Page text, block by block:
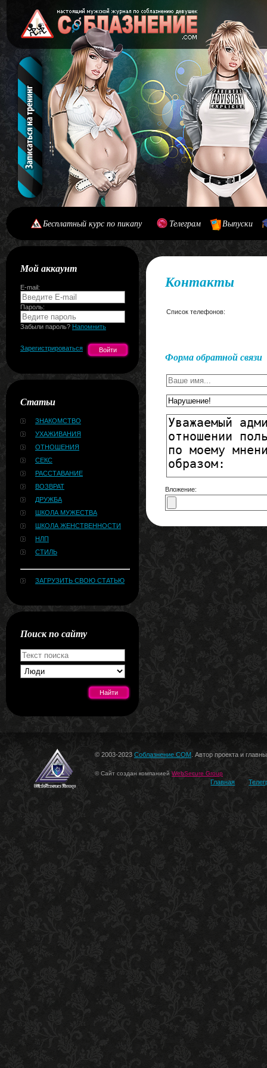
Бесплатный курс по пикапу Телеграм Выпуски
Мой аккаунт
E-mail:
Пароль:
Забыли пароль? Напомнить
Зарегистрироваться
Статьи
ЗНАКОМСТВО
УХАЖИВАНИЯ
ОТНОШЕНИЯ
СЕКС
РАССТАВАНИЕ
ВОЗВРАТ
ДРУЖБА
ШКОЛА МУЖЕСТВА
ШКОЛА ЖЕНСТВЕННОСТИ
НЛП
СТИЛЬ
ЗАГРУЗИТЬ СВОЮ СТАТЬЮ
Поиск по сайту
Контакты
Список телефонов:
Форма обратной связи
Вложение:
© 2003-2023 Соблазнение.COM . Автор проекта и
© Сайт создан компанией WebSecure Group
Главная